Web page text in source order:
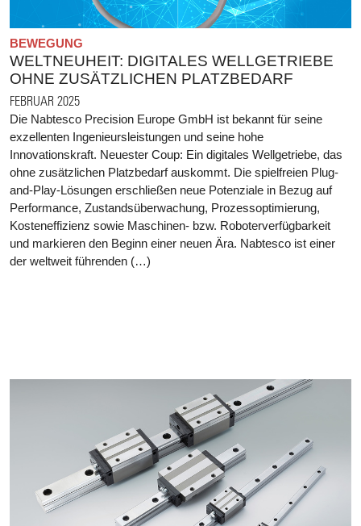
BEWEGUNG
WELTNEUHEIT: DIGITALES WELLGETRIEBE
OHNE ZUSÄTZLICHEN PLATZBEDARF
FEBRUAR 2025
Die Nabtesco Precision Europe GmbH ist bekannt für seine
exzellenten Ingenieursleistungen und seine hohe
Innovationskraft. Neuester Coup: Ein digitales Wellgetriebe, das
ohne zusätzlichen Platzbedarf auskommt. Die spielfreien Plug-
and-Play-Lösungen erschließen neue Potenziale in Bezug auf
Performance, Zustandsüberwachung, Prozessoptimierung,
Kosteneffizienz sowie Maschinen- bzw. Roboterverfügbarkeit
und markieren den Beginn einer neuen Ära. Nabtesco ist einer
der weltweit führenden (…)